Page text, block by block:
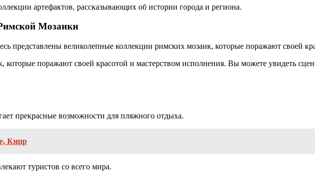
артефактов, рассказывающих об истории города и региона.
Мозаики
представлены великолепные коллекции римских мозаик, которые поражают своей
которые поражают своей красотой и мастерством исполнения. Вы можете увидеть
прекрасные возможности для пляжного отдыха.
Кипр
туристов со всего мира.